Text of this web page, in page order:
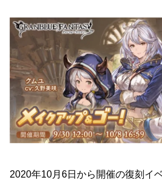
2020年10月6日から開催の復刻イ